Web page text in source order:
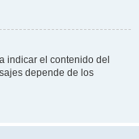
indicar el contenido del
depende de los